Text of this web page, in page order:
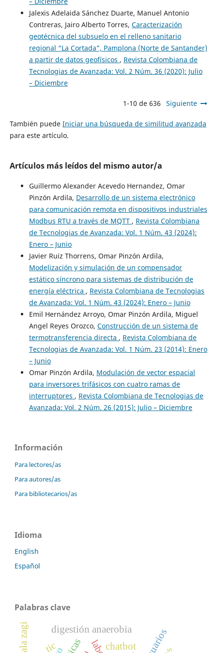
Jalexis Adelaida Sánchez Duarte, Manuel Antonio
Contreras, Jairo Alberto Torres, Caracterización
geotécnica del subsuelo en el relleno sanitario
regional “La Cortada”, Pamplona (Norte de Santander)
a partir de datos geofísicos , Revista Colombiana de
Tecnologias de Avanzada: Vol. 2 Núm. 36 (2020): Julio
– Diciembre
1-10 de 636 Siguiente
También puede Iniciar una búsqueda de similitud avanzada
para este artículo.
Artículos más leídos del mismo autor/a
Guillermo Alexander Acevedo Hernandez, Omar
Pinzón Ardila, Desarrollo de un sistema electrónico
para comunicación remota en dispositivos industriales
Modbus RTU a través de MQTT , Revista Colombiana
de Tecnologias de Avanzada: Vol. 1 Núm. 43 (2024):
Enero – Junio
Javier Ruiz Thorrens, Omar Pinzón Ardila,
Modelización y simulación de un compensador
estático síncrono para sistemas de distribución de
energía eléctrica , Revista Colombiana de Tecnologias
de Avanzada: Vol. 1 Núm. 43 (2024): Enero – Junio
Emil Hernández Arroyo, Omar Pinzón Ardila, Miguel
Angel Reyes Orozco, Construcción de un sistema de
termotransferencia directa , Revista Colombiana de
Tecnologias de Avanzada: Vol. 1 Núm. 23 (2014): Enero
– Junio
Omar Pinzón Ardila, Modulación de vector espacial
para inversores trifásicos con cuatro ramas de
interruptores , Revista Colombiana de Tecnologias de
Avanzada: Vol. 2 Núm. 26 (2015): Julio – Diciembre
Información
Para lectores/as
Para autores/as
Para bibliotecarios/as
Idioma
English
Español
Palabras clave
digestión anaerobia
chatbot
tic